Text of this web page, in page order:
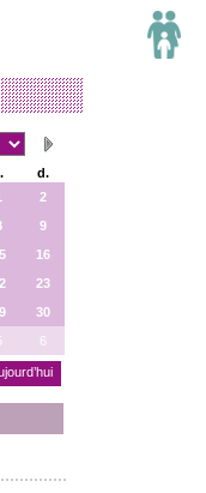
d.
2
9
16
23
30
6